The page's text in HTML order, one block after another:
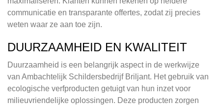
communicatie en transparante offertes, zodat zij precies
weten waar ze aan toe zijn.
DUURZAAMHEID EN KWALITEIT
Duurzaamheid is een belangrijk aspect in de werkwijze
van Ambachtelijk Schildersbedrijf Briljant. Het gebruik van
ecologische verfproducten getuigt van hun inzet voor
milieuvriendelijke oplossingen. Deze producten zorgen